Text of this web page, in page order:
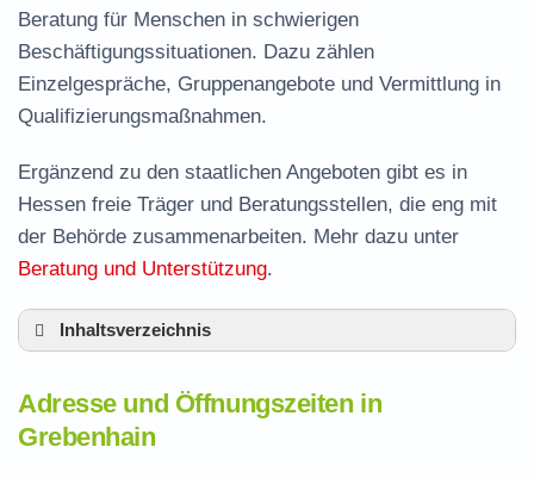
Beratung für Menschen in schwierigen
Beschäftigungssituationen. Dazu zählen
Einzelgespräche, Gruppenangebote und Vermittlung in
Qualifizierungsmaßnahmen.
Ergänzend zu den staatlichen Angeboten gibt es in
Hessen freie Träger und Beratungsstellen, die eng mit
der Behörde zusammenarbeiten. Mehr dazu unter
Beratung und Unterstützung.
Inhaltsverzeichnis
Leistungen der Arbeitsvermittlung in
Grebenhain
Adresse und Öffnungszeiten in
Grebenhain